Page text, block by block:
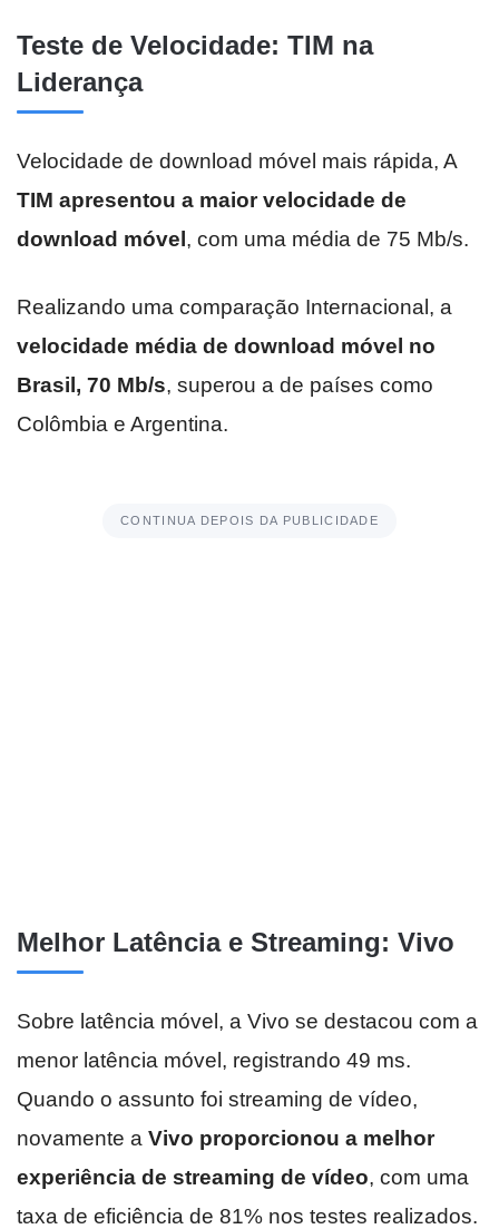
Teste de Velocidade: TIM na
Liderança
Velocidade de download móvel mais rápida, A
TIM apresentou a maior velocidade de
download móvel, com uma média de 75 Mb/s.
Realizando uma comparação Internacional, a
velocidade média de download móvel no
Brasil, 70 Mb/s, superou a de países como
Colômbia e Argentina.
CONTINUA DEPOIS DA PUBLICIDADE
Melhor Latência e Streaming: Vivo
Sobre latência móvel, a Vivo se destacou com a
menor latência móvel, registrando 49 ms.
Quando o assunto foi streaming de vídeo,
novamente a Vivo proporcionou a melhor
experiência de streaming de vídeo, com uma
taxa de eficiência de 81% nos testes realizados.